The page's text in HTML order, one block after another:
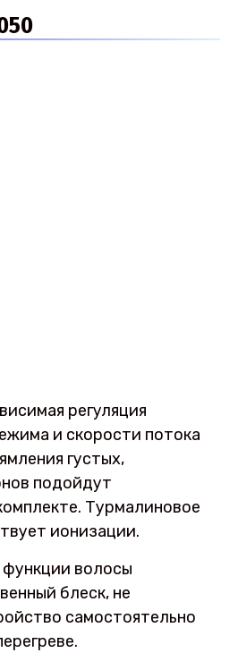
регуляция
и скорости потока
густых,
подойдут
Турмалиновое
ионизации.
волосы
блеск, не
самостоятельно